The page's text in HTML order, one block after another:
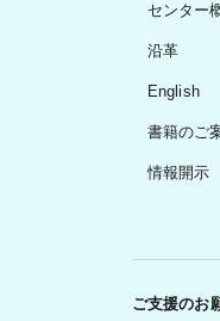
センター
沿革
English
書籍のご
情報開示
ご支援のお